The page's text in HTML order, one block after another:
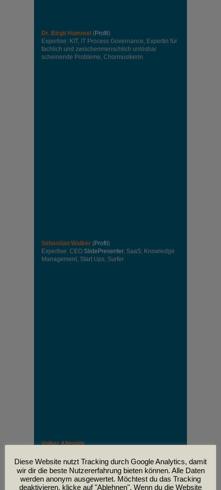
Dr. Birgit Hummel (Profil )
Expertise: KIT, IT Process Governance, Expertin für
fachlich und zwischenmenschlich unlösbar
scheinende Probleme, Chormusikerin
Sebastian Walker (Profil )
Expertise: CEO SlidePresenter, SaaS, Knowledge
Management, Start Ups, Surfer
Volker Altenähr
leider am
30. April im Alter von 81 Jahren verstorben.
Diese Website nutzt Tracking durch Google Analytics, damit
wir dir die beste Nutzererfahrung bieten können. Alle Daten
werden anonym ausgewertet. Möchtest du das Tracking
deaktivieren, klicke auf "Ablehnen". Wenn du die Website